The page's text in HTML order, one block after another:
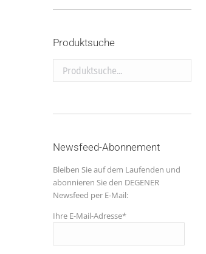
Produktsuche
Produktsuche...
Newsfeed-Abonnement
Bleiben Sie auf dem Laufenden und
abonnieren Sie den DEGENER
Newsfeed per E-Mail:
Ihre E-Mail-Adresse*